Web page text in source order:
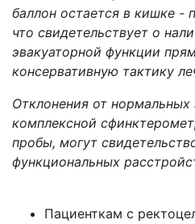
баллон остается в кишке -
что свидетельствует о
эвакуаторной функции
консервативную тактику
Отклонения от нормальных
комплексной
пробы, могут
функциональных
Пациенткам с